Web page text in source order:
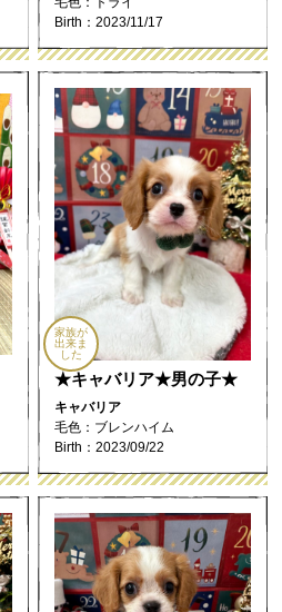
Birth：2023/11/17
家族が
出来ま
した
★キャバリア★男の子★
キャバリア
毛色：ブレンハイム
Birth：2023/09/22